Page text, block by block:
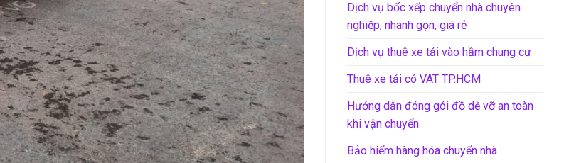
Dịch vụ bốc xếp chuyển nhà chuyên
nghiệp, nhanh gọn, giá rẻ
Dịch vụ thuê xe tải vào hầm chung cư
Thuê xe tải có VAT TP.HCM
Hướng dẫn đóng gói đồ dễ vỡ an toàn
khi vận chuyển
Bảo hiểm hàng hóa chuyển nhà